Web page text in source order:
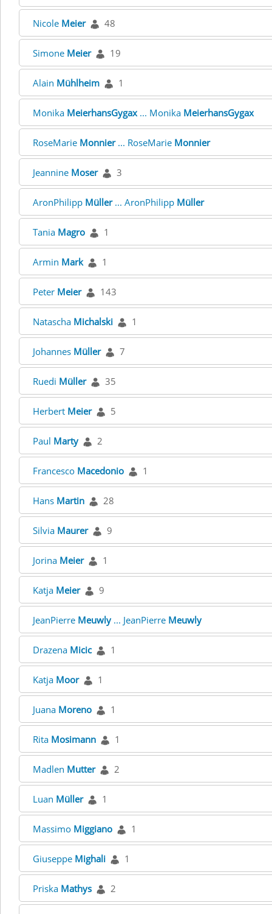
Nicole Meier 48
Simone Meier 19
Alain Mühlheim 1
Monika MeierhansGygax... Monika MeierhansGygax
RoseMarie Monnier... RoseMarie Monnier
Jeannine Moser 3
AronPhilipp Müller... AronPhilipp Müller
Tania Magro 1
Armin Mark 1
Peter Meier 143
Natascha Michalski 1
Johannes Müller 7
Ruedi Müller 35
Herbert Meier 5
Paul Marty 2
Francesco Macedonio 1
Hans Martin 28
Silvia Maurer 9
Jorina Meier 1
Katja Meier 9
JeanPierre Meuwly... JeanPierre Meuwly
Drazena Micic 1
Katja Moor 1
Juana Moreno 1
Rita Mosimann 1
Madlen Mutter 2
Luan Müller 1
Massimo Miggiano 1
Giuseppe Mighali 1
Priska Mathys 2